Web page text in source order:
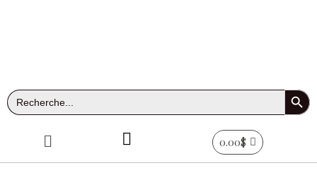
Search
for:
Search Button
Menu 0.00$